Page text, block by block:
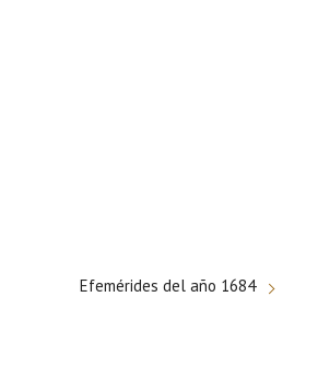
Efemérides del año 1684